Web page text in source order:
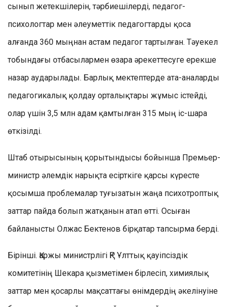
сынып жетекшілерін, тәрбиешілерді, педагог-
психологтар мен әлеуметтік педагогтарды қоса
алғанда 360 мыңнан астам педагог тартылған. Тәуекел
тобындағы отбасылармен өзара әрекеттесуге ерекше
назар аударылады. Барлық мектептерде ата-аналарды
педагогикалық қолдау орталықтары жұмыс істейді,
олар үшін 3,5 млн адам қамтылған 315 мың іс-шара
өткізілді.
Штаб отырысының қорытындысы бойынша Премьер-
министр әлемдік нарықта есірткіге қарсы күресте
қосымша проблемалар туғызатын жаңа психотроптық
заттар пайда болып жатқанын атап өтті. Осыған
байланысты Олжас Бектенов бірқатар тапсырма берді.
Бірінші. Қаржы министрлігі ҚР Ұлттық қауіпсіздік
комитетінің Шекара қызметімен бірлесіп, химиялық
заттар мен қосарлы мақсаттағы өнімдердің әкелінуіне